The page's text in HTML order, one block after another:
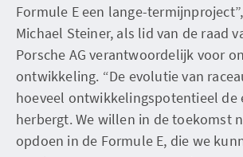
Formule E een lange-
Michael Steiner, als lid van de raad
Porsche AG verantwoordelijk voor
ontwikkeling. “De evolutie van
hoeveel ontwikkelingspotentieel
herbergt. We willen in de toekomst
opdoen in de Formule E, die we